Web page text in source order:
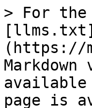
> For the
[llms.txt]
(https://
available
page is